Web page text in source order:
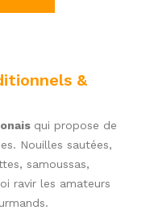
&
qui propose de
Nouilles sautées,
samoussas,
ravir les amateurs